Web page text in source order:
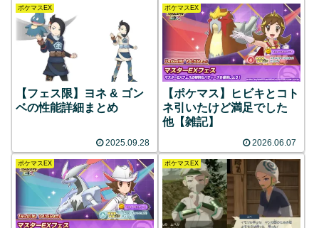
ポケマスEX
【フェス限】ヨネ & ゴン
ベの性能詳細まとめ
2025.09.28
ポケマスEX
【ポケマス】ヒビキとコト
ネ引いたけど満足でした
他【雑記】
2026.06.07
ポケマスEX ポケマスEX